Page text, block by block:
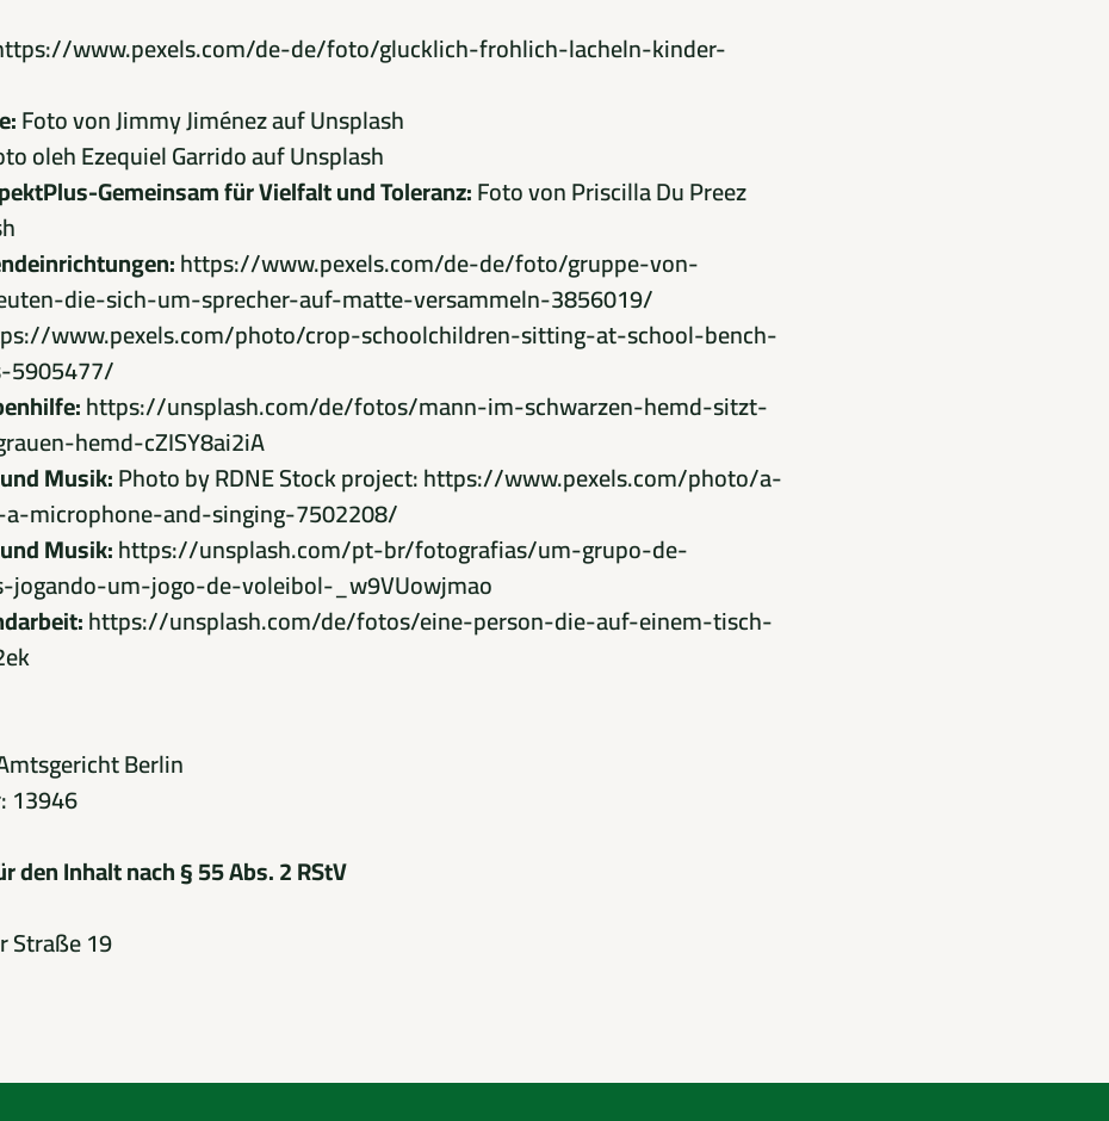
www.pexels.com/de-de/foto/glucklich-frohlich-lacheln-kinder-
Foto vonJimmy JiménezaufUnsplash
olehEzequiel GarridoaufUnsplash
Gemeinsam für Vielfalt und Toleranz:Foto vonPriscilla Du Preez
https://www.pexels.com/de-de/foto/gruppe-von-
die-sich-um-sprecher-auf-matte-versammeln-3856019/
www.pexels.com/photo/crop-schoolchildren-sitting-at-school-bench-
5905477/
https://unsplash.com/de/fotos/mann-im-schwarzen-hemd-sitzt-
hemd-cZISY8ai2iA
Musik:Photo by RDNE Stock project:https://www.pexels.com/photo/a-
microphone-and-singing-7502208/
Musik:https://unsplash.com/pt-br/fotografias/um-grupo-de-
jogando-um-jogo-de-voleibol-_w9VUowjmao
https://unsplash.com/de/fotos/eine-person-die-auf-einem-tisch-
Berlin
13946
den Inhalt nach § 55 Abs. 2 RStV
Straße 19